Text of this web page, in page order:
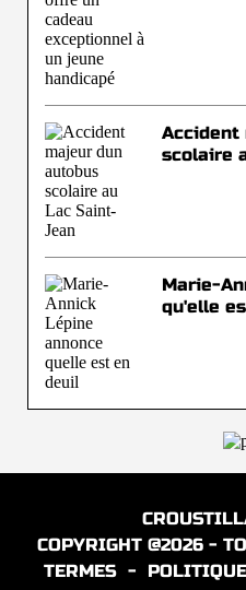
Accident
scolaire
Marie-
qu'elle
COPYRIGHT @2026 -
TERMES-